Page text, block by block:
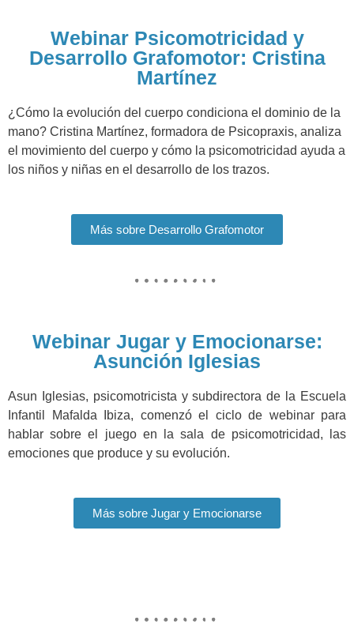
Webinar Psicomotricidad y
Desarrollo Grafomotor: Cristina
Martínez
¿Cómo la evolución del cuerpo condiciona el dominio de la
mano? Cristina Martínez, formadora de Psicopraxis, analiza
el movimiento del cuerpo y cómo la psicomotricidad ayuda a
los niños y niñas en el desarrollo de los trazos.
Más sobre Desarrollo Grafomotor
Webinar Jugar y Emocionarse:
Asunción Iglesias
Asun Iglesias, psicomotricista y subdirectora de la Escuela
Infantil Mafalda Ibiza, comenzó el ciclo de webinar para
hablar sobre el juego en la sala de psicomotricidad, las
emociones que produce y su evolución.
Más sobre Jugar y Emocionarse